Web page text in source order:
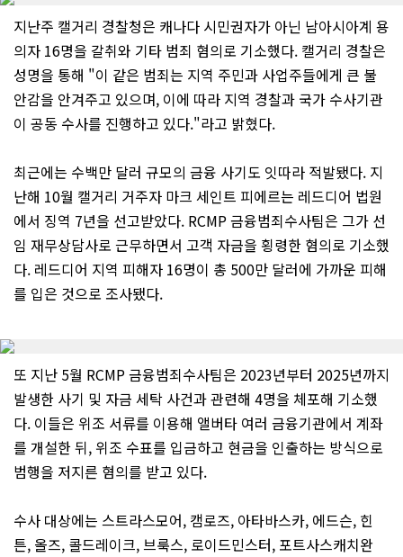
지난주 캘거리 경찰청은 캐나다 시민권자가 아닌 남아시아계 용
의자 16명을 갈취와 기타 범죄 혐의로 기소했다. 캘거리 경찰은
성명을 통해 "이 같은 범죄는 지역 주민과 사업주들에게 큰 불
안감을 안겨주고 있으며, 이에 따라 지역 경찰과 국가 수사기관
이 공동 수사를 진행하고 있다."라고 밝혔다.
최근에는 수백만 달러 규모의 금융 사기도 잇따라 적발됐다. 지
난해 10월 캘거리 거주자 마크 세인트 피에르는 레드디어 법원
에서 징역 7년을 선고받았다. RCMP 금융범죄수사팀은 그가 선
임 재무상담사로 근무하면서 고객 자금을 횡령한 혐의로 기소했
다. 레드디어 지역 피해자 16명이 총 500만 달러에 가까운 피해
를 입은 것으로 조사됐다.
또 지난 5월 RCMP 금융범죄수사팀은 2023년부터 2025년까지
발생한 사기 및 자금 세탁 사건과 관련해 4명을 체포해 기소했
다. 이들은 위조 서류를 이용해 앨버타 여러 금융기관에서 계좌
를 개설한 뒤, 위조 수표를 입금하고 현금을 인출하는 방식으로
범행을 저지른 혐의를 받고 있다.
수사 대상에는 스트라스모어, 캠로즈, 아타바스카, 에드슨, 힌
튼, 올즈, 콜드레이크, 브룩스, 로이드민스터, 포트사스캐치완